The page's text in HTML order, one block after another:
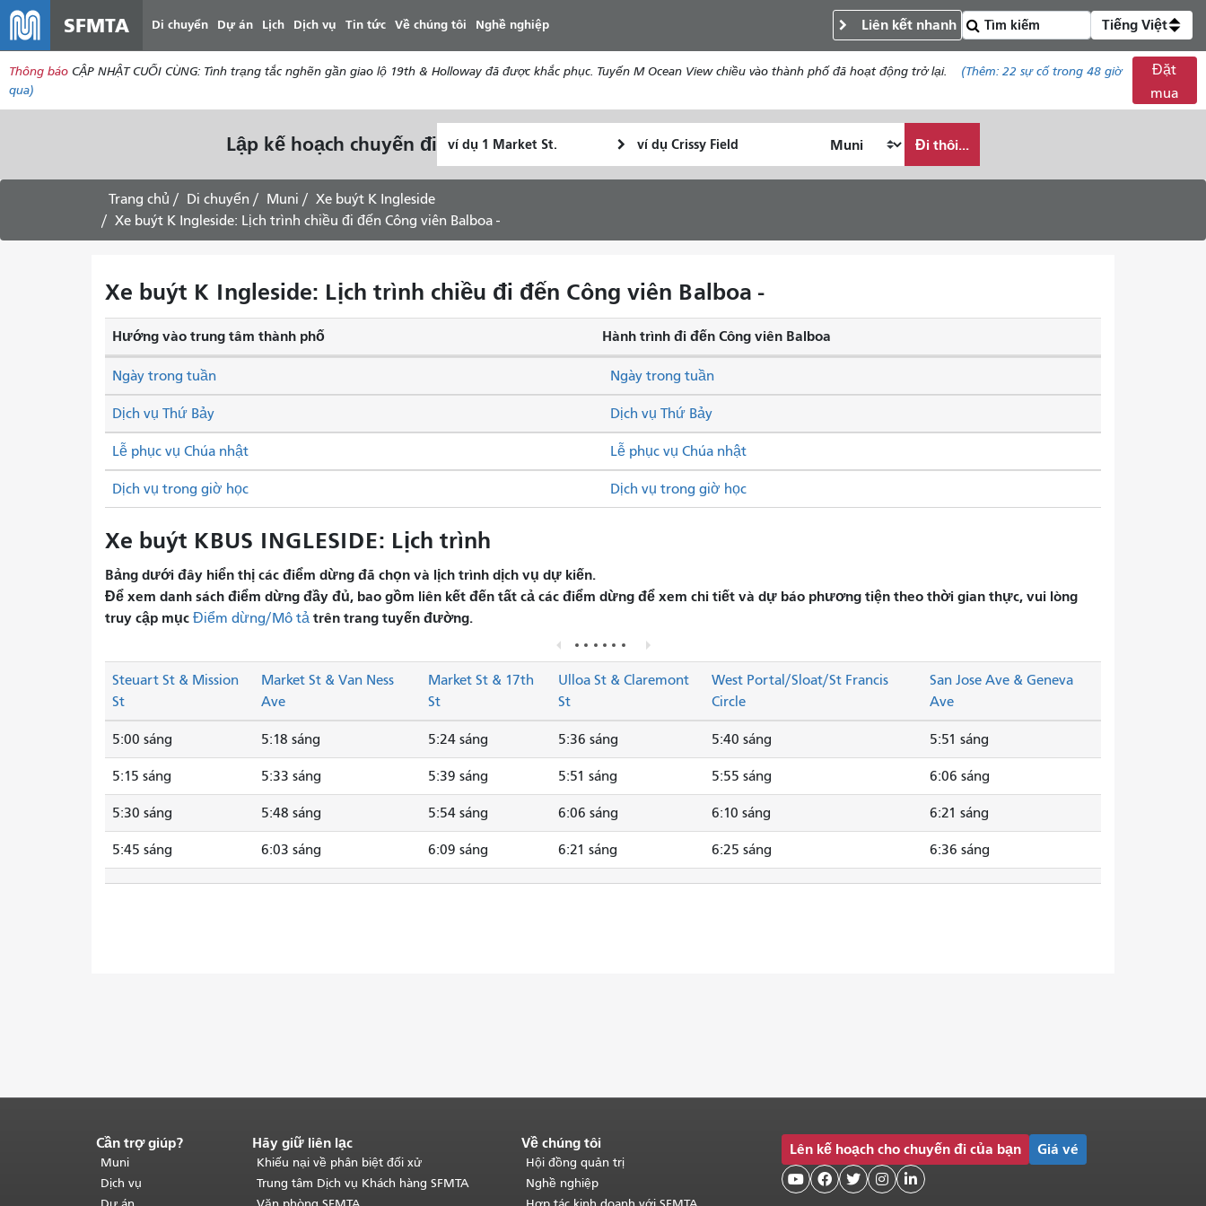
dung
SFMTA Di chuyển Dự án Lịch Dịch vụ Tin tức Về chúng tôi Nghề nghiệp Liên kết nhanh Tiếng Việt
Thông báo CẬP NHẬT CUỐI CÙNG: Tình trạng tắc nghẽn gần giao lộ 19th & Holloway đã được khắc phục. Tuyến M Ocean View chiều vào thành phố đã hoạt động trở lại. (Thêm: 22 sự cố trong 48 giờ
qua)
Đặt
mua
Lập kế hoạch chuyến đi
bắt
kết
muốn
lịch
thế
Đi thôi...
Trang chủ Di chuyển Muni
Xe buýt K Ingleside
Xe buýt K Ingleside: Lịch trình chiều đi đến Công viên Balboa -
Xe buýt K Ingleside: Lịch trình chiều đi đến Công viên Balboa -
Hướng vào trung tâm thành phố Hành trình đi đến Công viên Balboa
Dịch vụ Thứ Bảy Dịch vụ Thứ Bảy
Lễ phục vụ Chúa nhật Lễ phục vụ Chúa nhật
Ngày trong tuần Ngày trong tuần
Dịch vụ trong giờ học Dịch vụ trong giờ học
Xe buýt KBUS INGLESIDE: Lịch trình
Bảng dưới đây hiển thị các điểm dừng đã chọn và lịch trình dịch vụ dự kiến.
Để xem danh sách điểm dừng đầy đủ, bao gồm liên kết đến tất cả các điểm dừng để xem chi tiết và dự báo phương tiện theo thời gian thực, vui lòng
truy cập mục Điểm dừng/Mô tả trên trang tuyến đường.
Steuart St & Mission
St
Market St & Van Ness
Ave
Market St & 17th
St
Ulloa St & Claremont
St
West Portal/Sloat/St Francis
Circle
San Jose Ave & Geneva
Ave
5:00 sáng 5:18 sáng 5:24 sáng 5:36 sáng 5:40 sáng 5:51 sáng
5:15 sáng 5:33 sáng 5:39 sáng 5:51 sáng 5:55 sáng 6:06 sáng
5:30 sáng 5:48 sáng 5:54 sáng 6:06 sáng 6:10 sáng 6:21 sáng
5:45 sáng 6:03 sáng 6:09 sáng 6:21 sáng 6:25 sáng 6:36 sáng
Kết
thúc
nội
dung
Cần trợ giúp?
Muni
Dịch vụ
Hãy giữ liên lạc
Khiếu nại về phân biệt đối xử
Trung tâm Dịch vụ Khách hàng SFMTA
Về chúng tôi
Hội đồng quản trị
Nghề nghiệp
Lên kế hoạch cho chuyến đi của bạn Giá vé
    